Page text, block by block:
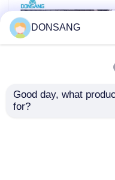
품질 관리
인용문을 요구하세요
품질이 최우선인 유압
DONSANG
Good day, what
for?